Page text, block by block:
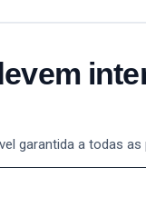
garantida a todas